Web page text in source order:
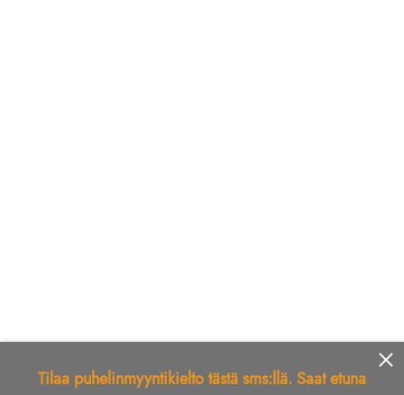
Tilaa puhelinmyyntikielto tästä sms:llä. Saat etuna